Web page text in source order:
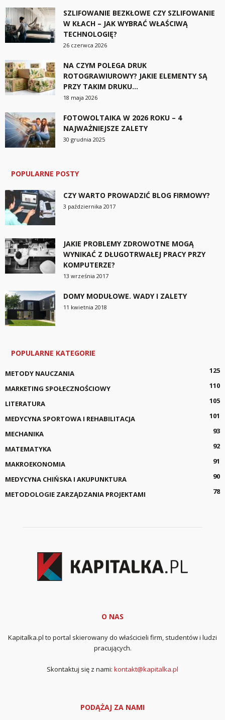
SZLIFOWANIE BEZKŁOWE CZY SZLIFOWANIE
W KŁACH – JAK WYBRAĆ WŁAŚCIWĄ
TECHNOLOGIĘ?
26 czerwca 2026
NA CZYM POLEGA DRUK
ROTOGRAWIUROWY? JAKIE ELEMENTY SĄ
PRZY TAKIM DRUKU...
18 maja 2026
FOTOWOLTAIKA W 2026 ROKU – 4
NAJWAŻNIEJSZE ZALETY
30 grudnia 2025
POPULARNE POSTY
CZY WARTO PROWADZIĆ BLOG FIRMOWY?
3 października 2017
JAKIE PROBLEMY ZDROWOTNE MOGĄ
WYNIKAĆ Z DŁUGOTRWAŁEJ PRACY PRZY
KOMPUTERZE?
13 września 2017
DOMY MODUŁOWE. WADY I ZALETY
11 kwietnia 2018
POPULARNE KATEGORIE
METODY NAUCZANIA
125
MARKETING SPOŁECZNOŚCIOWY
110
LITERATURA
105
MEDYCYNA SPORTOWA I REHABILITACJA
101
MECHANIKA
93
MATEMATYKA
92
MAKROEKONOMIA
91
MEDYCYNA CHIŃSKA I AKUPUNKTURA
90
METODOLOGIE ZARZĄDZANIA PROJEKTAMI
78
O NAS
Kapitalka.pl to portal skierowany do właścicieli firm, studentów i ludzi
pracujących.
Skontaktuj się z nami: kontakt@kapitalka.pl
PODĄŻAJ ZA NAMI